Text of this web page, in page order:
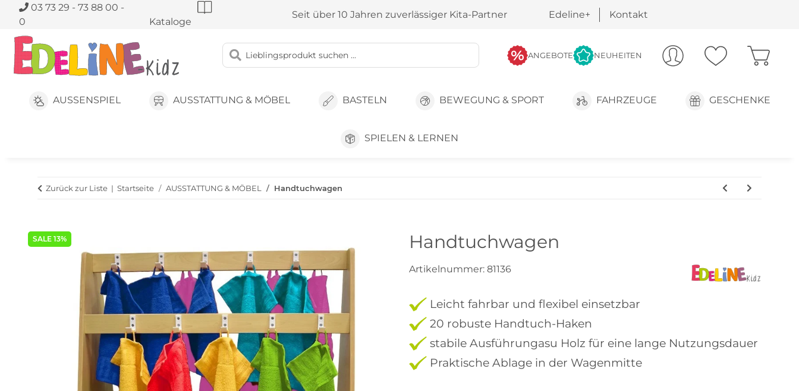
03 73 29 - 73 88 00 -
0
Kataloge
Seit über 10 Jahren zuverlässiger Kita-Partner Edeline+ Kontakt
ANGEBOTE NEUHEITEN
AUSSENSPIEL AUSSTATTUNG & MÖBEL BASTELN BEWEGUNG & SPORT FAHRZEUGE GESCHENKE
SPIELEN & LERNEN
Zurück zur Liste Startseite AUSSTATTUNG & MÖBEL Handtuchwagen
SALE 13% Handtuchwagen
Artikelnummer: 81136
Leicht fahrbar und flexibel einsetzbar
20 robuste Handtuch-Haken
stabile Ausführungasu Holz für eine lange Nutzungsdauer
Praktische Ablage in der Wagenmitte